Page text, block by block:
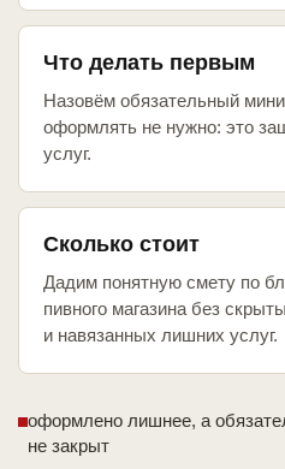
Что делать первым
Назовём обязательный
оформлять не нужно: это
услуг.
Сколько стоит
Дадим понятную смету по
пивного магазина без
и навязанных лишних услуг.
оформлено лишнее, а
не закрыт